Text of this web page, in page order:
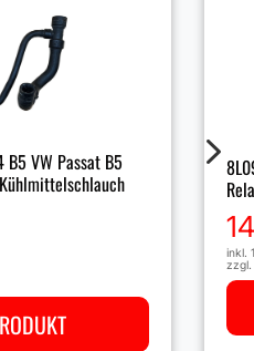
B5 VW Passat B5
inkl.
zzgl.
5